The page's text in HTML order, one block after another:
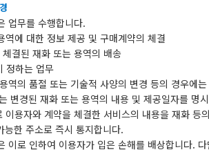
업무를 수행합니다.
역에 대한 정보 제공 및 구매계약의 체결
결된 재화 또는 용역의 배송
정하는 업무
역의 품절 또는 기술적 사양의 변경 등의 경우에
변경된 재화 또는 용역의 내용 및 제공일자를 명
용자와 계약을 체결한 서비스의 내용을 재화 등
능한 주소로 즉시 통지합니다.
이로 인하여 이용자가 입은 손해를 배상합니다.